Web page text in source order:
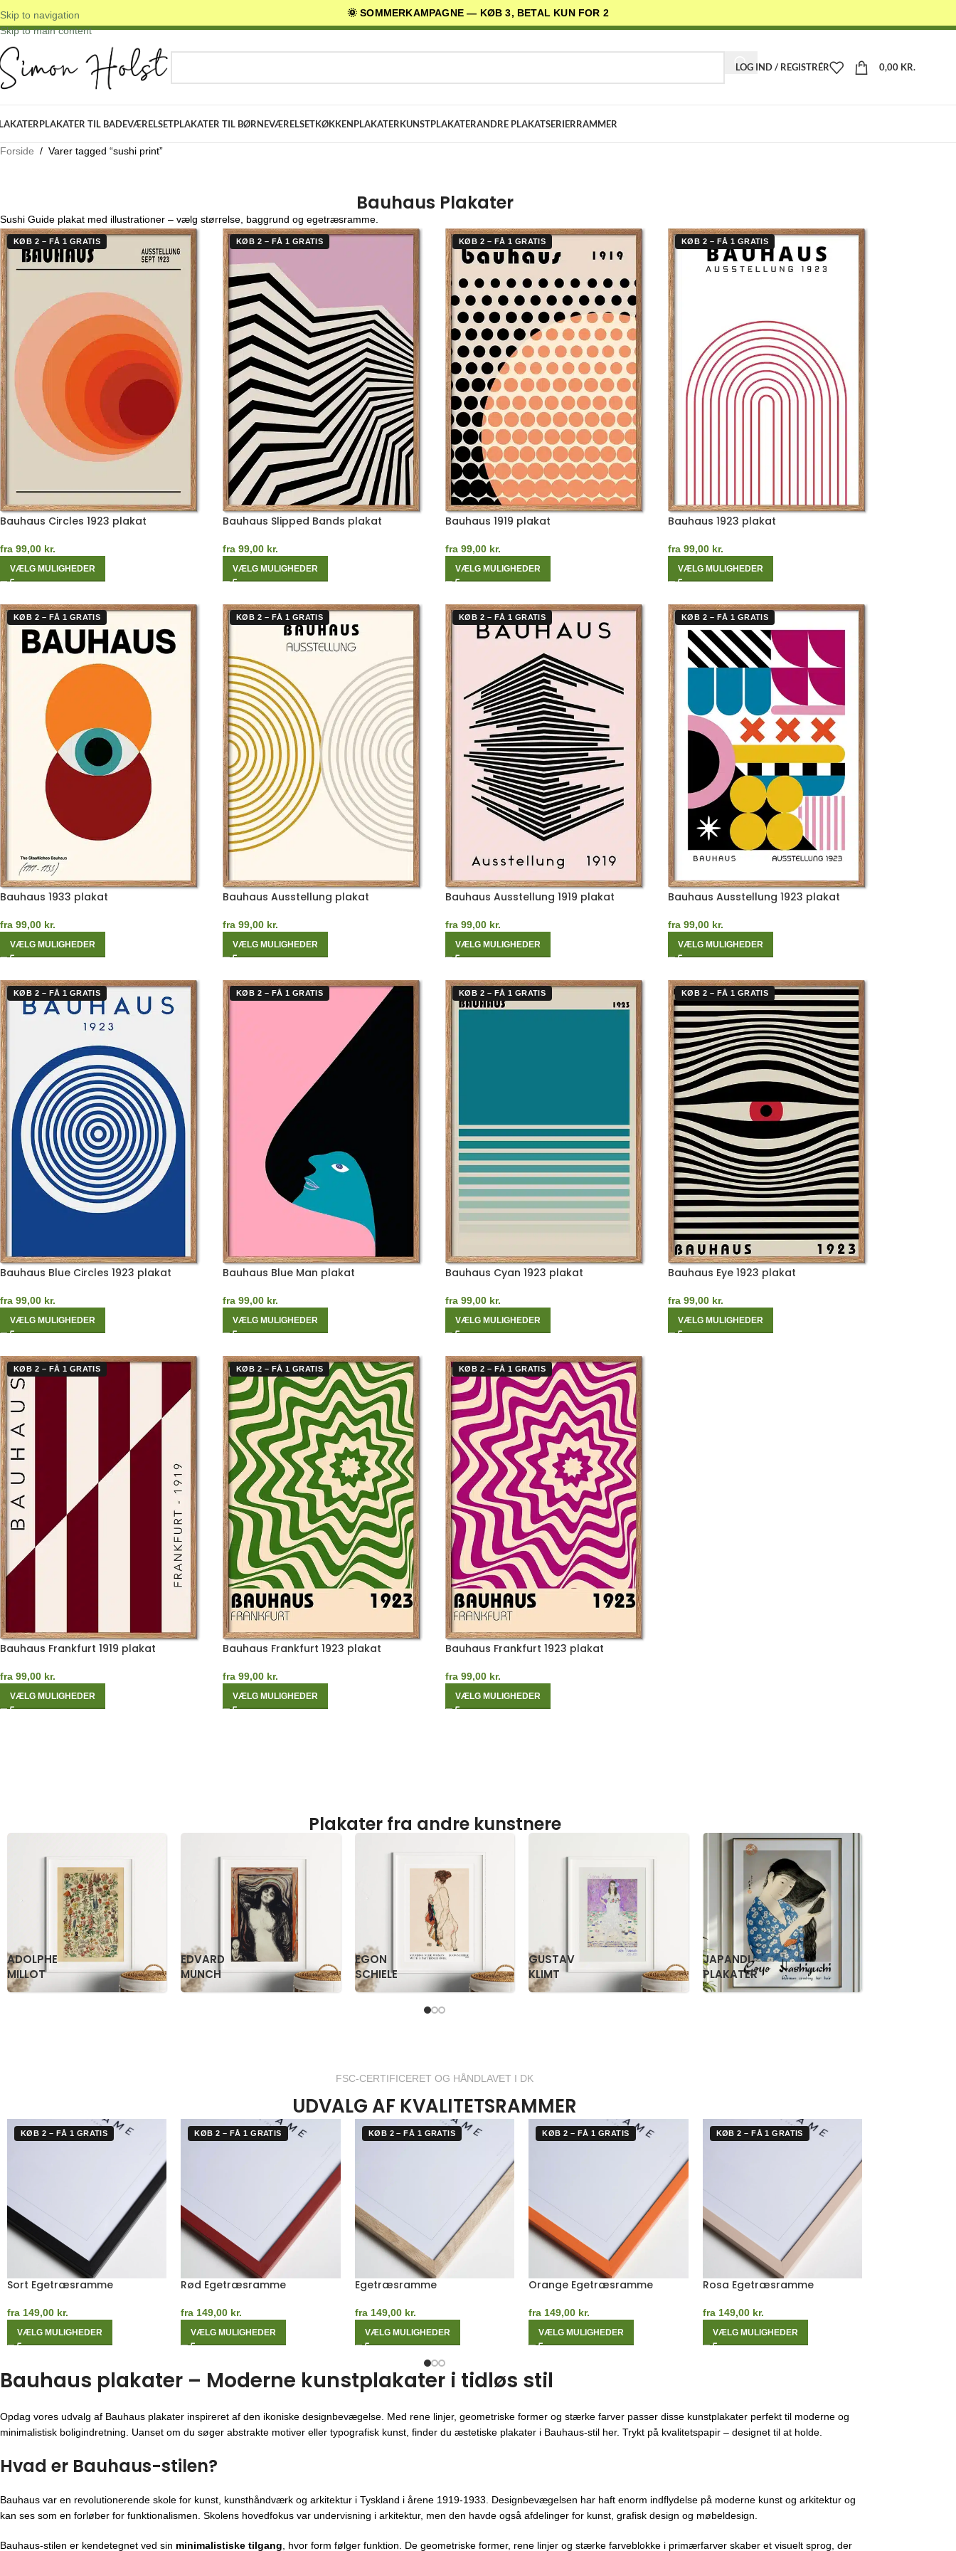
🌞 SOMMERKAMPAGNE — KØB 3, BETAL KUN FOR 2
Skip to navigation
Skip to main content
ORIGINALE DESIGNS ✓ 3-5 DAGES LEVERING ✓ 30 DAGES RETURRET ★ 4,5/5 PÅ TRUSTPILOT
LOG IND / REGISTRÉR 0,00 KR.
PLAKATER TIL BADEVÆRELSETPLAKATER TIL BØRNEVÆRELSETKØKKENPLAKATERKUNSTPLAKATERANDRE PLAKATSERIERRAMMER
Forside / Varer tagged “sushi print”
Bauhaus Plakater
Sushi Guide plakat med illustrationer – vælg størrelse, baggrund og egetræsramme.
KØB 2 – FÅ 1 GRATIS
Bauhaus Circles 1923 plakat
fra 99,00 kr.
VÆLG MULIGHEDER
KØB 2 – FÅ 1 GRATIS
Bauhaus Slipped Bands plakat
fra 99,00 kr.
VÆLG MULIGHEDER
KØB 2 – FÅ 1 GRATIS
Bauhaus 1919 plakat
fra 99,00 kr.
VÆLG MULIGHEDER
KØB 2 – FÅ 1 GRATIS
Bauhaus 1923 plakat
fra 99,00 kr.
VÆLG MULIGHEDER
KØB 2 – FÅ 1 GRATIS
Bauhaus 1933 plakat
fra 99,00 kr.
VÆLG MULIGHEDER
KØB 2 – FÅ 1 GRATIS
Bauhaus Ausstellung plakat
fra 99,00 kr.
VÆLG MULIGHEDER
KØB 2 – FÅ 1 GRATIS
Bauhaus Ausstellung 1919 plakat
fra 99,00 kr.
VÆLG MULIGHEDER
KØB 2 – FÅ 1 GRATIS
Bauhaus Ausstellung 1923 plakat
fra 99,00 kr.
VÆLG MULIGHEDER
KØB 2 – FÅ 1 GRATIS
Bauhaus Blue Circles 1923 plakat
fra 99,00 kr.
VÆLG MULIGHEDER
KØB 2 – FÅ 1 GRATIS
Bauhaus Blue Man plakat
fra 99,00 kr.
VÆLG MULIGHEDER
KØB 2 – FÅ 1 GRATIS
Bauhaus Cyan 1923 plakat
fra 99,00 kr.
VÆLG MULIGHEDER
KØB 2 – FÅ 1 GRATIS
Bauhaus Eye 1923 plakat
fra 99,00 kr.
VÆLG MULIGHEDER
KØB 2 – FÅ 1 GRATIS
Bauhaus Frankfurt 1919 plakat
fra 99,00 kr.
VÆLG MULIGHEDER
KØB 2 – FÅ 1 GRATIS
Bauhaus Frankfurt 1923 plakat
fra 99,00 kr.
VÆLG MULIGHEDER
KØB 2 – FÅ 1 GRATIS
Bauhaus Frankfurt 1923 plakat
fra 99,00 kr.
VÆLG MULIGHEDER
Plakater fra andre kunstnere
KATSUSHIKA
HOKUSAI
OGAWA
KAZUMASA
PAUL
KLEE
PS
KRØYER
RETRO
PLAKATER
FSC-CERTIFICERET OG HÅNDLAVET I DK
UDVALG AF KVALITETSRAMMER
KØB 2 – FÅ 1 GRATIS
Kashmirgrå Egetræsramme
fra 149,00 kr.
VÆLG MULIGHEDER
KØB 2 – FÅ 1 GRATIS
Hvid Egetræsramme
fra149,00 kr.
VÆLG MULIGHEDER
KØB 2 – FÅ 1 GRATIS
Mørk Egetræsramme
fra 149,00 kr.
VÆLG MULIGHEDER
KØB 2 – FÅ 1 GRATIS
Grøn Egetræsramme
fra149,00 kr.
VÆLG MULIGHEDER
KØB 2 – FÅ 1 GRATIS
Blå Egetræsramme
fra 149,00 kr.
VÆLG MULIGHEDER
Bauhaus plakater – Moderne kunstplakater i tidløs stil
Opdag vores udvalg af Bauhaus plakater inspireret af den ikoniske designbevægelse. Med rene linjer, geometriske former og stærke farver passer disse kunstplakater perfekt til moderne og
minimalistisk boligindretning. Uanset om du søger abstrakte motiver eller typografisk kunst, finder du æstetiske plakater i Bauhaus-stil her. Trykt på kvalitetspapir – designet til at holde.
Hvad er Bauhaus-stilen?
Bauhaus var en revolutionerende skole for kunst, kunsthåndværk og arkitektur i Tyskland i årene 1919-1933. Designbevægelsen har haft enorm indflydelse på moderne kunst og arkitektur og
kan ses som en forløber for funktionalismen. Skolens hovedfokus var undervisning i arkitektur, men den havde også afdelinger for kunst, grafisk design og møbeldesign.
Bauhaus-stilen er kendetegnet ved sin minimalistiske tilgang, hvor form følger funktion. De geometriske former, rene linjer og stærke farveblokke i primærfarver skaber et visuelt sprog, der